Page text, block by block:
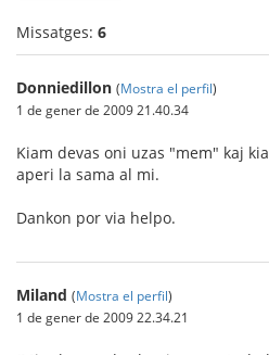
Missatges: 6
Donniedillon (Mostra el perfil)
1 de gener de 2009 21.40.34
Kiam devas oni uzas "mem" kaj
aperi la sama al mi.
Dankon por via helpo.
Miland (Mostra el perfil)
1 de gener de 2009 22.34.21